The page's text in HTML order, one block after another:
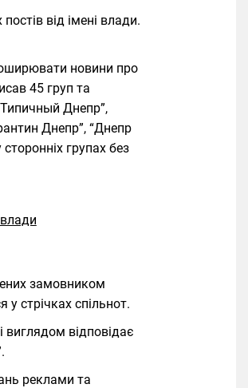
від імені влади.
новини про
45 груп та
Днепр”,
Днепр”, “Днепр
групах без
замовником
стрічках спільнот.
виглядом відповідає
реклами та